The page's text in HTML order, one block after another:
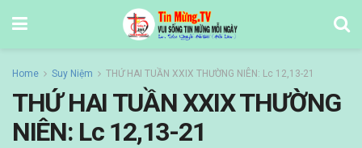
Home Suy Niệm THỨ HAI TUẦN XXIX THƯỜNG NIÊN: Lc 12,13-21
THỨ HAI TUẦN XXIX THƯỜNG
NIÊN: Lc 12,13-21